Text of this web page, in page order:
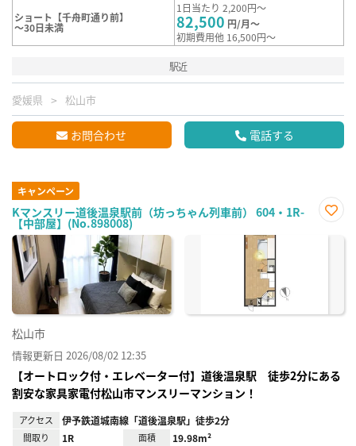
ショート【千舟町通り前】
～30日未満
1日当たり 2,200円～
82,500 円/月～
初期費用他 16,500円～
駅近
愛媛県 松山市
お問合わせ 電話する
キャンペーン
Kマンスリー道後温泉駅前（坊っちゃん列車前） 604・1R-
【中部屋】(No.898008)
に入
松山市
情報更新日 2026/08/02 12:35
【オートロック付・エレベーター付】道後温泉駅 徒歩2分にある
割安な家具家電付松山市マンスリーマンション！
アクセス 伊予鉄道城南線「道後温泉駅」徒歩2分
間取り 1R 面積 19.98m²